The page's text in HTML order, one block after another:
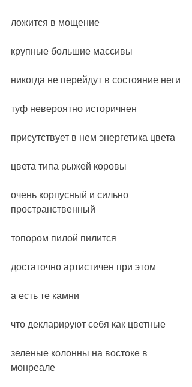
ложится в мощение
крупные большие массивы
никогда не перейдут в состояние неги
туф невероятно историчнен
присутствует в нем энергетика цвета
цвета типа рыжей коровы
очень корпусный и сильно
пространственный
топором пилой пилится
достаточно артистичен при этом
а есть те камни
что декларируют себя как цветные
зеленые колонны на востоке в
монреале